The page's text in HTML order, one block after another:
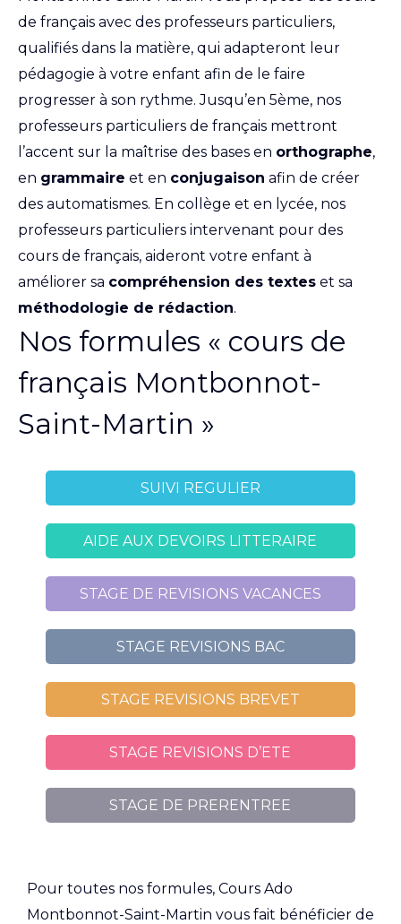
de français avec des professeurs particuliers,
qualifiés dans la matière, qui adapteront leur
pédagogie à votre enfant afin de le faire
progresser à son rythme. Jusqu’en 5ème, nos
professeurs particuliers de français mettront
l’accent sur la maîtrise des bases en orthographe,
en grammaire et en conjugaison afin de créer
des automatismes. En collège et en lycée, nos
professeurs particuliers intervenant pour des
cours de français, aideront votre enfant à
améliorer sa compréhension des textes et sa
méthodologie de rédaction.
Nos formules « cours de
français Montbonnot-
Saint-Martin »
SUIVI REGULIER
AIDE AUX DEVOIRS LITTERAIRE
STAGE DE REVISIONS VACANCES
STAGE REVISIONS BAC
STAGE REVISIONS BREVET
STAGE REVISIONS D’ETE
STAGE DE PRERENTREE
Pour toutes nos formules, Cours Ado
Montbonnot-Saint-Martin vous fait bénéficier de